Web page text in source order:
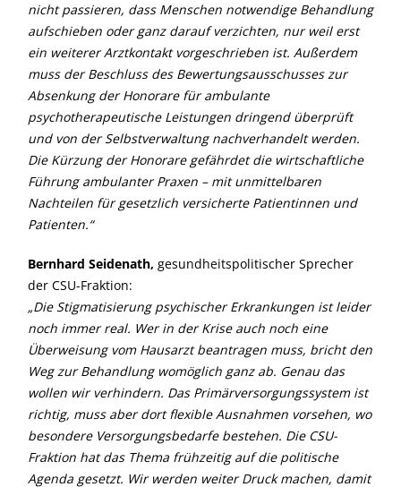
nicht passieren, dass Menschen notwendige Behandlung
aufschieben oder ganz darauf verzichten, nur weil erst
ein weiterer Arztkontakt vorgeschrieben ist. Außerdem
muss der Beschluss des Bewertungsausschusses zur
Absenkung der Honorare für ambulante
psychotherapeutische Leistungen dringend überprüft
und von der Selbstverwaltung nachverhandelt werden.
Die Kürzung der Honorare gefährdet die wirtschaftliche
Führung ambulanter Praxen – mit unmittelbaren
Nachteilen für gesetzlich versicherte Patientinnen und
Patienten.“
Bernhard Seidenath, gesundheitspolitischer Sprecher
der CSU-Fraktion:
Die Stigmatisierung psychischer Erkrankungen ist leider
noch immer real. Wer in der Krise auch noch eine
Überweisung vom Hausarzt beantragen muss, bricht den
Weg zur Behandlung womöglich ganz ab. Genau das
wollen wir verhindern. Das Primärversorgungssystem ist
richtig, muss aber dort flexible Ausnahmen vorsehen, wo
besondere Versorgungsbedarfe bestehen. Die CSU-
Fraktion hat das Thema frühzeitig auf die politische
Agenda gesetzt. Wir werden weiter Druck machen, damit